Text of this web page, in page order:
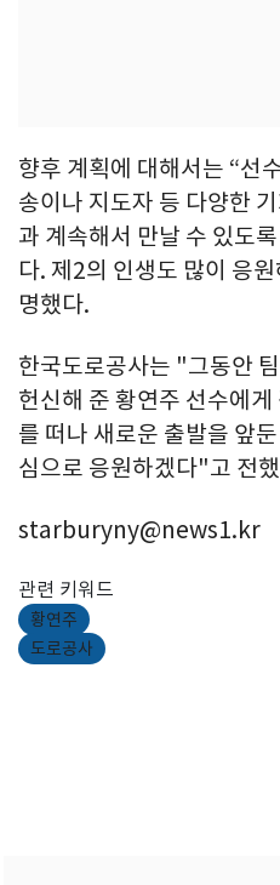
향후 계획에 대해서는 “선
송이나 지도자 등 다양한
과 계속해서 만날 수 있도
다. 제2의 인생도 많이 응
명했다.
한국도로공사는 "그동안
헌신해 준 황연주 선수에
를 떠나 새로운 출발을 앞
심으로 응원하겠다"고 전
starburyny@news1.kr
관련 키워드
황연주
도로공사